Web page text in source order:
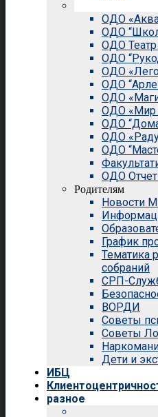
ОДО
ОДО
ОДО Театр
ОДО
ОДО
ОДО
ОДО
ОДО «Мир
ОДО
ОДО
ОДО
ОДО
Родителям
Новости
График
Тематика
собраний
СРП-
ВОРДИ
Советы
Советы
Дети и
ИБЦ
разное